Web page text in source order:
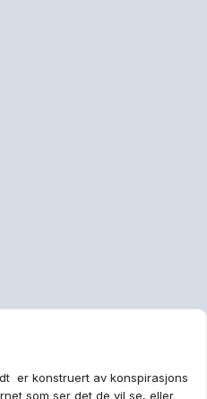
er konstruert av konspirasjons
som ser det de vil se, eller